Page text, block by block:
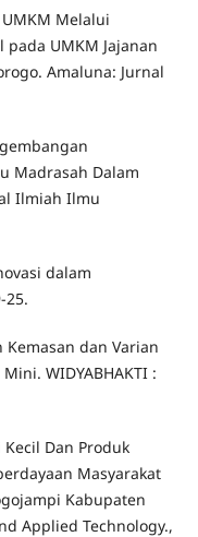
Melalui
UMKM Jajanan
Amaluna: Jurnal
Madrasah Dalam
Ilmiah Ilmu
dalam
25.
Kemasan dan Varian
WIDYABHAKTI :
Dan Produk
Masyarakat
Kabupaten
Applied Technology.,